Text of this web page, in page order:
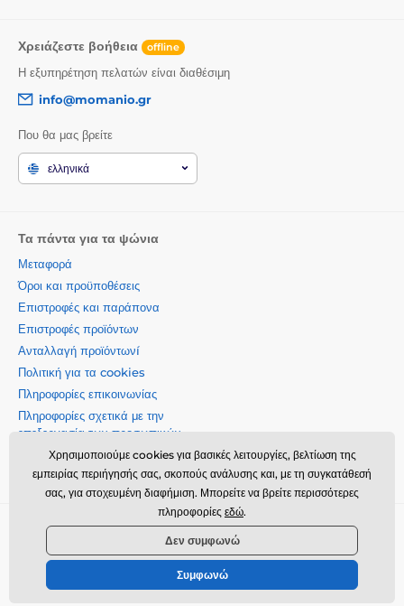
Χρειάζεστε βοήθεια offline
Η εξυπηρέτηση πελατών είναι διαθέσιμη
info@momanio.gr
Που θα μας βρείτε
ελληνικά
Τα πάντα για τα ψώνια
Μεταφορά
Όροι και προϋποθέσεις
Επιστροφές και παράπονα
Επιστροφές προϊόντων
Ανταλλαγή προϊόντωνí
Πολιτική για τα cookies
Πληροφορίες επικοινωνίας
Πληροφορίες σχετικά με την
επεξεργασία των προσωπικών
δεδομένων
Σχετικά με την εταιρεία μας
Momanio s.r.o., Okružní 361/14, 74718, Píšť, Czech republic,
VAT: CZ09604707, info@momanio.gr
© 2026 www.momanio.gr ⦁ Κατασκευή eshop
Χρησιμοποιούμε cookies για βασικές λειτουργίες, βελτίωση της
εμπειρίας περιήγησής σας, σκοπούς ανάλυσης και, με τη συγκατάθεσή
σας, για στοχευμένη διαφήμιση. Μπορείτε να βρείτε περισσότερες
πληροφορίες εδώ.
Δεν συμφωνώ
Συμφωνώ